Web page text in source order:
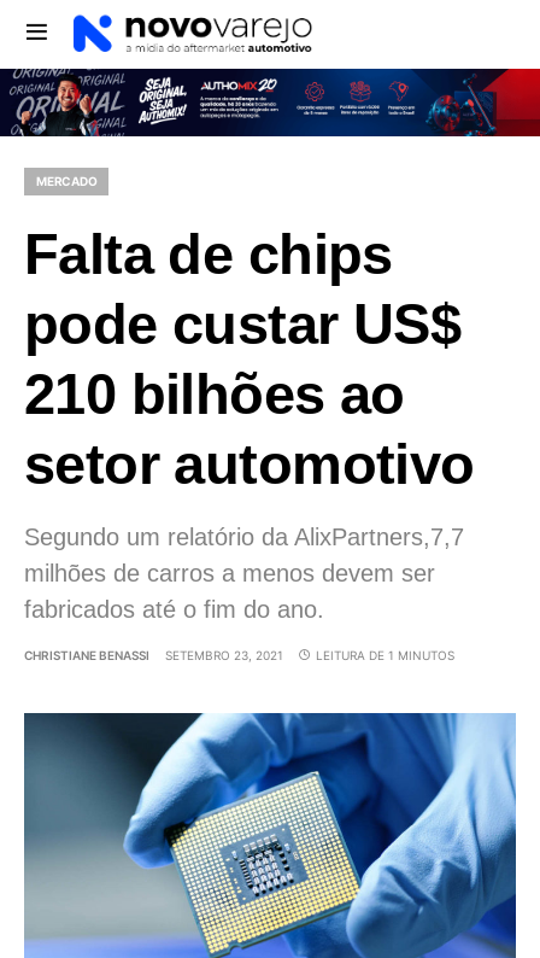
MERCADO
Falta de chips
pode custar US$
210 bilhões ao
setor automotivo
Segundo um relatório da AlixPartners,7,7
milhões de carros a menos devem ser
fabricados até o fim do ano.
CHRISTIANE BENASSI SETEMBRO 23, 2021 LEITURA DE 1 MINUTOS